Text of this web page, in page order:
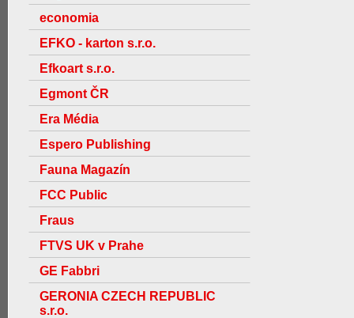
economia
EFKO - karton s.r.o.
Efkoart s.r.o.
Egmont ČR
Era Média
Espero Publishing
Fauna Magazín
FCC Public
Fraus
FTVS UK v Prahe
GE Fabbri
GERONIA CZECH REPUBLIC
s.r.o.